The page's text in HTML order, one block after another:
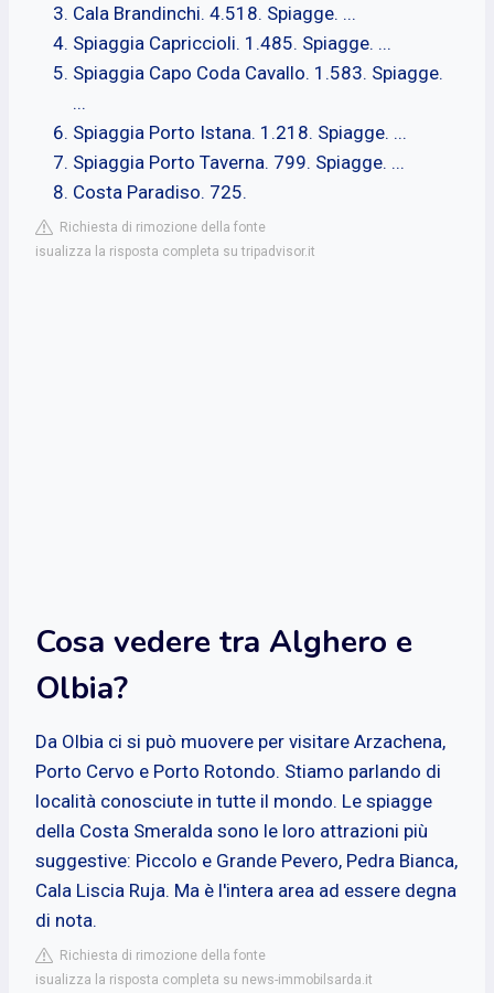
Cala Brandinchi. 4.518. Spiagge. ...
Spiaggia Capriccioli. 1.485. Spiagge. ...
Spiaggia Capo Coda Cavallo. 1.583. Spiagge.
...
Spiaggia Porto Istana. 1.218. Spiagge. ...
Spiaggia Porto Taverna. 799. Spiagge. ...
Costa Paradiso. 725.
Richiesta di rimozione della fonte
isualizza la risposta completa su tripadvisor.it
Cosa vedere tra Alghero e
Olbia?
Da Olbia ci si può muovere per visitare Arzachena,
Porto Cervo e Porto Rotondo. Stiamo parlando di
località conosciute in tutte il mondo. Le spiagge
della Costa Smeralda sono le loro attrazioni più
suggestive: Piccolo e Grande Pevero, Pedra Bianca,
Cala Liscia Ruja. Ma è l'intera area ad essere degna
di nota.
Richiesta di rimozione della fonte
isualizza la risposta completa su news-immobilsarda.it